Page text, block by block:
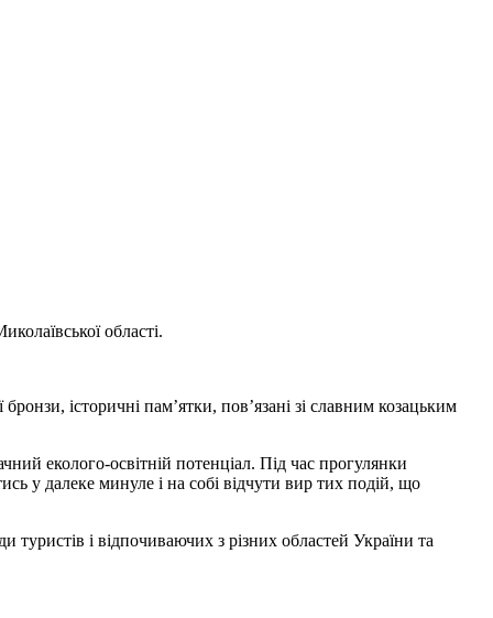
області.
історичні пам’ятки, пов’язані зі славним козацьким
еколого-освітній потенціал. Під час прогулянки
у далеке минуле і на собі відчути вир тих подій, що
і відпочиваючих з різних областей України та